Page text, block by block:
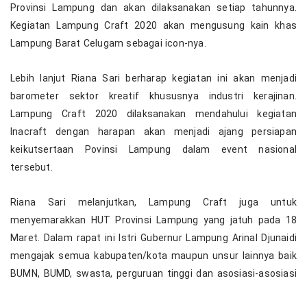
Provinsi Lampung dan akan dilaksanakan setiap tahunnya.
Kegiatan Lampung Craft 2020 akan mengusung kain khas
Lampung Barat Celugam sebagai icon-nya.
Lebih lanjut Riana Sari berharap kegiatan ini akan menjadi
barometer sektor kreatif khususnya industri kerajinan.
Lampung Craft 2020 dilaksanakan mendahului kegiatan
Inacraft dengan harapan akan menjadi ajang persiapan
keikutsertaan Povinsi Lampung dalam event nasional
tersebut.
Riana Sari melanjutkan, Lampung Craft juga untuk
menyemarakkan HUT Provinsi Lampung yang jatuh pada 18
Maret. Dalam rapat ini Istri Gubernur Lampung Arinal Djunaidi
mengajak semua kabupaten/kota maupun unsur lainnya baik
BUMN, BUMD, swasta, perguruan tinggi dan asosiasi-asosiasi